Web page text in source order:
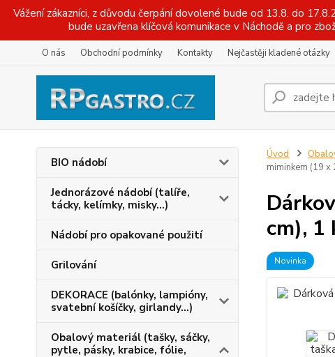
Vážení zákazníci, z důvodu čerpání dovolené bude od 13.8. do
bude uzavřena klíčová komunikace v Náchodě a pro
O nás Obchodní podmínky Kontakty Nejčastěji kladené otázky
BIO nádobí
Jednorázové nádobí (talíře,
tácky, kelímky, misky...)
Nádobí pro opakované použití
Grilování
DEKORACE (balónky, lampióny,
svatební košíčky, girlandy...)
Obalový materiál (tašky, sáčky,
pytle, pásky, krabice, fólie,
Úvod
miminkem (19
cm), 1
Novinka